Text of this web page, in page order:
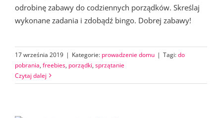
odrobinę zabawy do codziennych porządków. Skreślaj
wykonane zadania i zdobądź bingo. Dobrej zabawy!
17 września 2019 | Kategorie: prowadzenie domu | Tagi:do
pobrania, freebies, porządki, sprzątanie
Czytaj dalej